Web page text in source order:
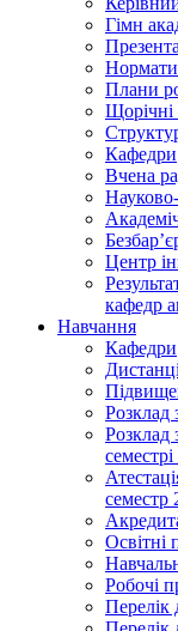
Гімн
Плани
Щорічні
Кафедри
Вчена
Центр
кафедр
Навчання
Кафедри
Розклад
Розклад
семестр
Освітні
Робочі
Перелік